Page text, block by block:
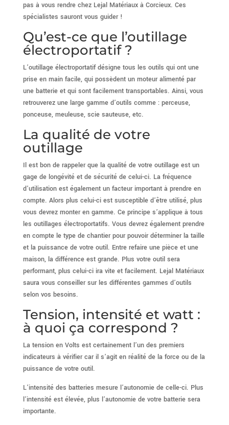
pas à vous rendre chez Lejal Matériaux à Corcieux. Ces
spécialistes sauront vous guider !
Qu’est-ce que l’outillage
électroportatif ?
L’outillage électroportatif désigne tous les outils qui ont une
prise en main facile, qui possèdent un moteur alimenté par
une batterie et qui sont facilement transportables. Ainsi, vous
retrouverez une large gamme d’outils comme : perceuse,
ponceuse, meuleuse, scie sauteuse, etc.
La qualité de votre
outillage
Il est bon de rappeler que la qualité de votre outillage est un
gage de longévité et de sécurité de celui-ci. La fréquence
d’utilisation est également un facteur important à prendre en
compte. Alors plus celui-ci est susceptible d’être utilisé, plus
vous devrez monter en gamme. Ce principe s’applique à tous
les outillages électroportatifs. Vous devrez également prendre
en compte le type de chantier pour pouvoir déterminer la taille
et la puissance de votre outil. Entre refaire une pièce et une
maison, la différence est grande. Plus votre outil sera
performant, plus celui-ci ira vite et facilement. Lejal Matériaux
saura vous conseiller sur les différentes gammes d’outils
selon vos besoins.
Tension, intensité et watt :
à quoi ça correspond ?
La tension en Volts est certainement l’un des premiers
indicateurs à vérifier car il s’agit en réalité de la force ou de la
puissance de votre outil.
L’intensité des batteries mesure l’autonomie de celle-ci. Plus
l’intensité est élevée, plus l’autonomie de votre batterie sera
importante.